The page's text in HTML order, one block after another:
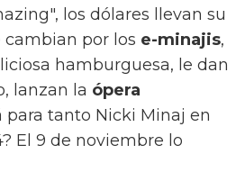
los dólares llevan su
cambian por los e-minajis,
hamburguesa, le dan
lanzan la ópera
para tanto Nicki Minaj en
El 9 de noviembre lo